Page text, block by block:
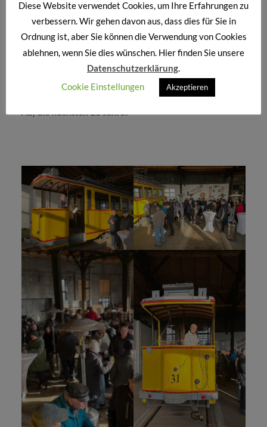
auf die kommenden Jahre. Unsere Begeisterung ist
uns darauf, die Eisenbahngeschichte auch in Zukunft
lebendig zu halten und weiterzugeben – für Wismar,
für die Region und für alle Eisenbahnfreunde.
Diese Website verwendet Cookies, um Ihre Erfahrungen zu
verbessern. Wir gehen davon aus, dass dies für Sie in
Ordnung ist, aber Sie können die Verwendung von Cookies
ablehnen, wenn Sie dies wünschen. Hier finden Sie unsere
Datenschutzerklärung.
Cookie Einstellungen
Akzeptieren